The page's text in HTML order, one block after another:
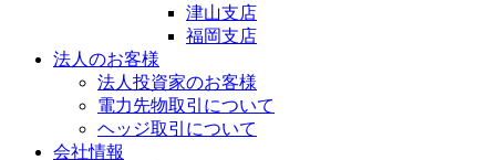
津山支店
福岡支店
法人のお客様
法人投資家のお客様
電力先物取引について
ヘッジ取引について
会社情報